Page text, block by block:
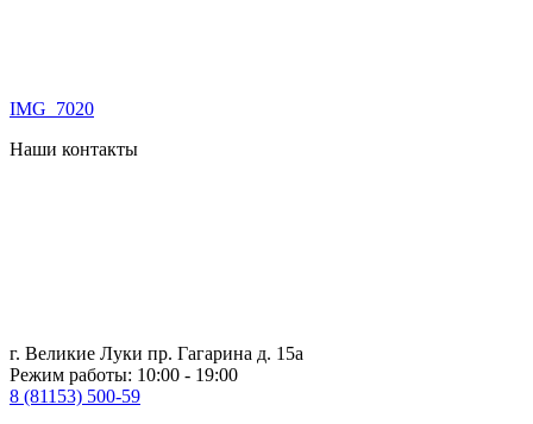
IMG_7020
Наши контакты
г. Великие Луки пр. Гагарина д. 15а
Режим работы: 10:00 - 19:00
8 (81153) 500-59